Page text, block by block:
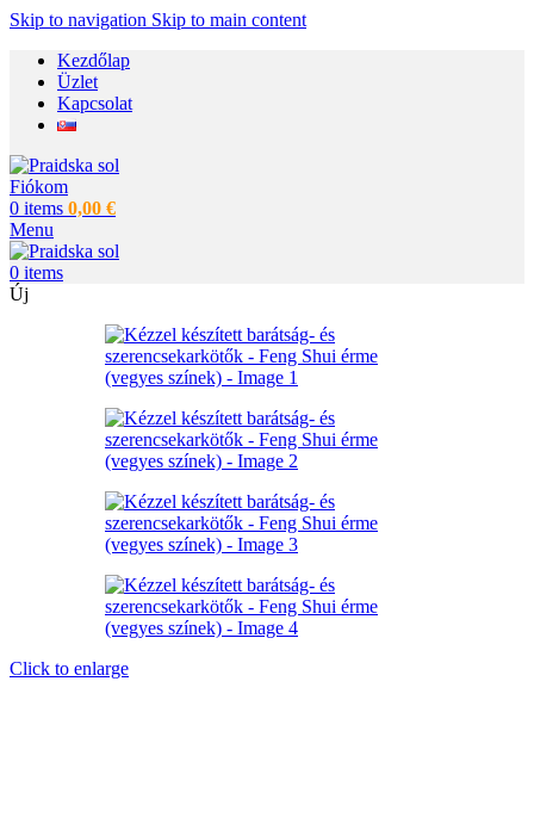
Skip to navigation Skip to main content
Kezdőlap
Üzlet
Kapcsolat
Fiókom
0 items 0,00 €
Menu
0 items
Új
Click to enlarge